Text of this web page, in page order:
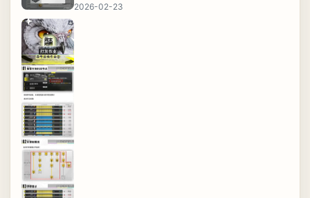
2026-02-23